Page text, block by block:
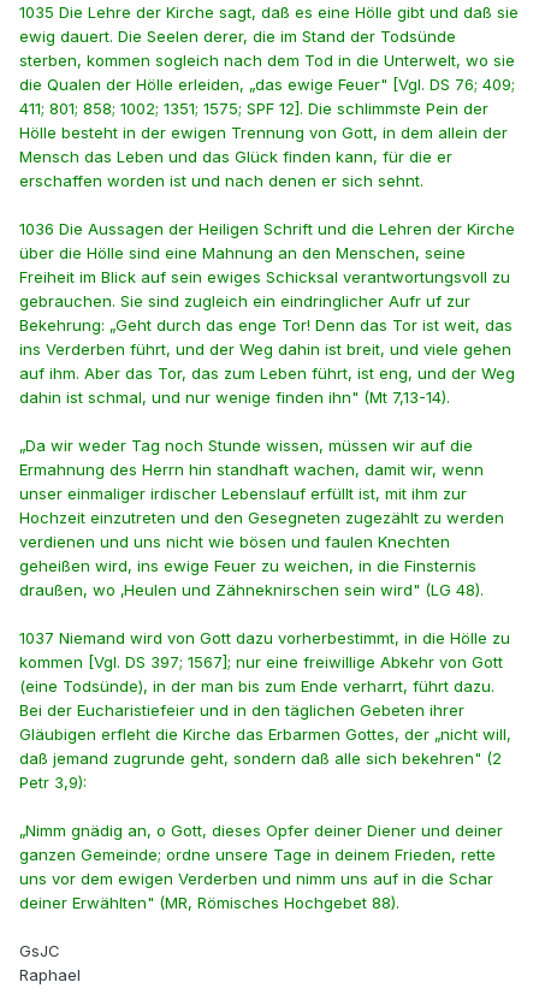
1035 Die Lehre der Kirche sagt, daß es eine Hölle gibt und daß sie
ewig dauert. Die Seelen derer, die im Stand der Todsünde
sterben, kommen sogleich nach dem Tod in die Unterwelt, wo sie
die Qualen der Hölle erleiden, „das ewige Feuer" [Vgl. DS 76; 409;
411; 801; 858; 1002; 1351; 1575; SPF 12]. Die schlimmste Pein der
Hölle besteht in der ewigen Trennung von Gott, in dem allein der
Mensch das Leben und das Glück finden kann, für die er
erschaffen worden ist und nach denen er sich sehnt.
1036 Die Aussagen der Heiligen Schrift und die Lehren der Kirche
über die Hölle sind eine Mahnung an den Menschen, seine
Freiheit im Blick auf sein ewiges Schicksal verantwortungsvoll zu
gebrauchen. Sie sind zugleich ein eindringlicher Aufr uf zur
Bekehrung: „Geht durch das enge Tor! Denn das Tor ist weit, das
ins Verderben führt, und der Weg dahin ist breit, und viele gehen
auf ihm. Aber das Tor, das zum Leben führt, ist eng, und der Weg
dahin ist schmal, und nur wenige finden ihn" (Mt 7,13-14).
„Da wir weder Tag noch Stunde wissen, müssen wir auf die
Ermahnung des Herrn hin standhaft wachen, damit wir, wenn
unser einmaliger irdischer Lebenslauf erfüllt ist, mit ihm zur
Hochzeit einzutreten und den Gesegneten zugezählt zu werden
verdienen und uns nicht wie bösen und faulen Knechten
geheißen wird, ins ewige Feuer zu weichen, in die Finsternis
draußen, wo ‚Heulen und Zähneknirschen sein wird" (LG 48).
1037 Niemand wird von Gott dazu vorherbestimmt, in die Hölle zu
kommen [Vgl. DS 397; 1567]; nur eine freiwillige Abkehr von Gott
(eine Todsünde), in der man bis zum Ende verharrt, führt dazu.
Bei der Eucharistiefeier und in den täglichen Gebeten ihrer
Gläubigen erfleht die Kirche das Erbarmen Gottes, der „nicht will,
daß jemand zugrunde geht, sondern daß alle sich bekehren" (2
Petr 3,9):
„Nimm gnädig an, o Gott, dieses Opfer deiner Diener und deiner
ganzen Gemeinde; ordne unsere Tage in deinem Frieden, rette
uns vor dem ewigen Verderben und nimm uns auf in die Schar
deiner Erwählten" (MR, Römisches Hochgebet 88).
GsJC
Raphael